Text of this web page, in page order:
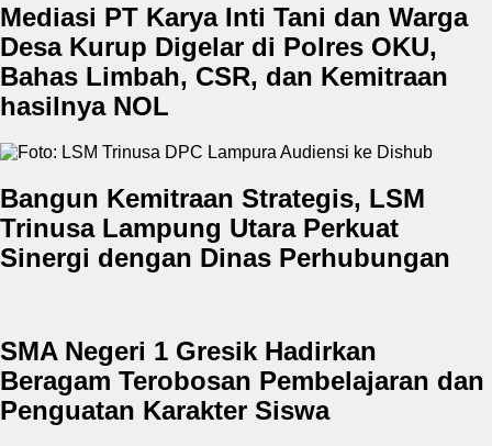
Mediasi PT Karya Inti Tani dan Warga
Desa Kurup Digelar di Polres OKU,
Bahas Limbah, CSR, dan Kemitraan
hasilnya NOL
Bangun Kemitraan Strategis, LSM
Trinusa Lampung Utara Perkuat
Sinergi dengan Dinas Perhubungan
SMA Negeri 1 Gresik Hadirkan
Beragam Terobosan Pembelajaran dan
Penguatan Karakter Siswa